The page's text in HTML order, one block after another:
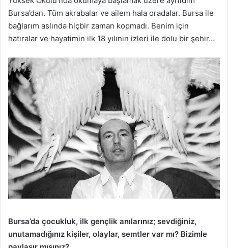
Bursa’dan. Tüm akrabalar ve ailem hala oradalar. Bursa ile
bağlarım aslında hiçbir zaman kopmadı. Benim için
hatıralar ve hayatimin ilk 18 yılının izleri ile dolu bir şehir…
Bursa’da çocukluk, ilk gençlik anılarınız; sevdiğiniz,
unutamadığınız kişiler, olaylar, semtler var mı? Bizimle